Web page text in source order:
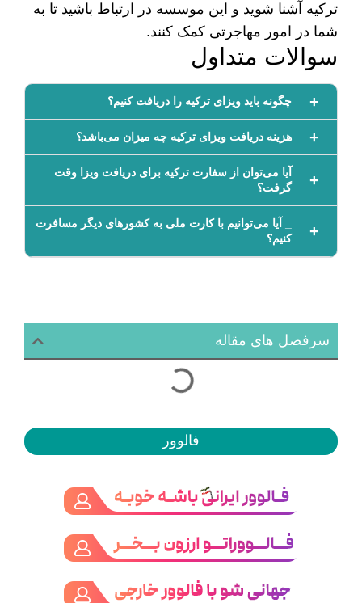
ترکیه آشنا شوید و این موسسه در ارتباط باشید تا به
شما در امور مهاجرتی کمک کنند.
سوالات متداول
چگونه باید ویزای ترکیه را دریافت کنیم؟
هزینه دریافت ویزای ترکیه چه میزان می‌باشد؟
آیا می‌توان از سفارت ترکیه برای دریافت ویزا وقت
گرفت؟
_ آیا می‌توانیم با کارت ملی به کشورهای دیگر مسافرت
کنیم؟
سرفصل های مقاله
فالوور